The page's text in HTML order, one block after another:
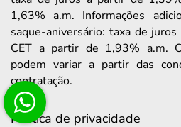
1,63% a.m. Informações
saque-aniversário: taxa de
CET a partir de 1,93% a.m.
podem variar a partir das
contratação.
Política de privacidade